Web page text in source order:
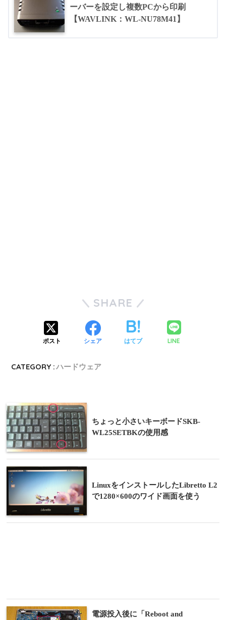
ーバーを設定し複数PCから印刷
【WAVLINK：WL-NU78M41】
SHARE
ポスト シェア はてブ LINE
CATEGORY :ハードウェア
ちょっと小さいキーボードSKB-
WL25SETBKの使用感
LinuxをインストールしたLibretto L2
で1280×600のワイド画面を使う
電源投入後に「Reboot and